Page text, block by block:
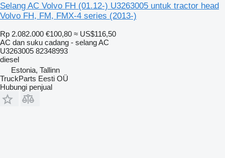
Selang AC Volvo FH (01.12-) U3263005 untuk tractor head
Volvo FH, FM, FMX-4 series (2013-)
Rp 2.082.000 €100,80 ≈ US$116,50
AC dan suku cadang - selang AC
U3263005 82348993
diesel
Estonia, Tallinn
TruckParts Eesti OÜ
Hubungi penjual